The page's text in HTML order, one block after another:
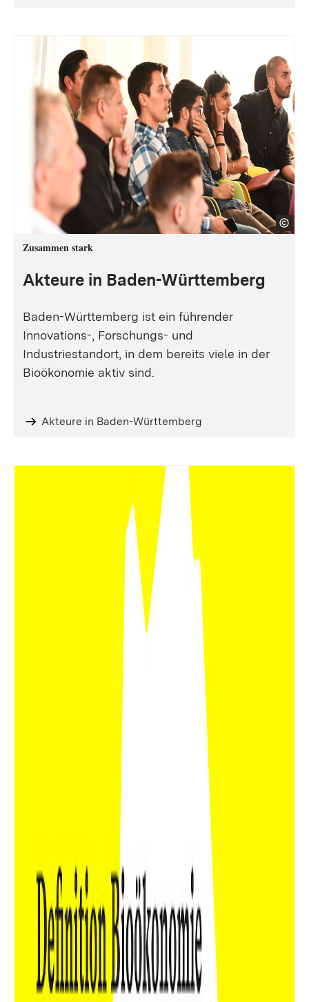
Zusammen stark
Akteure in Baden-Württemberg
Baden-Württemberg ist ein führender
Innovations-, Forschungs- und
Industriestandort, in dem bereits viele in der
Bioökonomie aktiv sind.
Akteure in Baden-Württemberg